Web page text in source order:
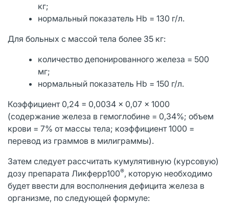
кг;
нормальный показатель Нb = 130 г/л.
Для больных с массой тела более 35 кг:
количество депонированного железа = 500
мг;
нормальный показатель Нb = 150 г/л.
Коэффициент 0,24 = 0,0034 × 0,07 × 1000
(содержание железа в гемоглобине = 0,34%; объем
крови = 7% от массы тела; коэффициент 1000 =
перевод из граммов в милиграммы).
Затем следует рассчитать кумулятивную (курсовую)
дозу препарата Ликферр100®, которую необходимо
будет ввести для восполнения дефицита железа в
организме, по следующей формуле: